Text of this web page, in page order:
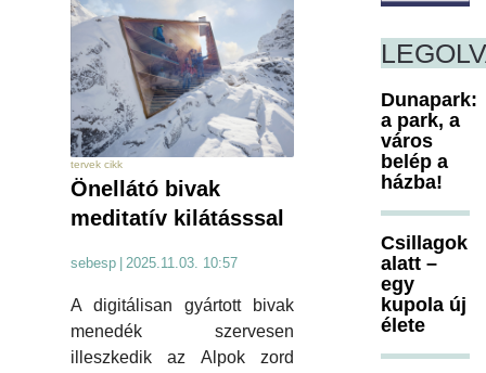
tervek cikk
Önellátó bivak
meditatív kilátásssal
sebesp 2025.11.03. 10:57
A digitálisan gyártott bivak
menedék szervesen
illeszkedik az Alpok zord
Dunapark:
a park, a
város
belép a
házba!
Csillagok
alatt –
egy
kupola új
élete